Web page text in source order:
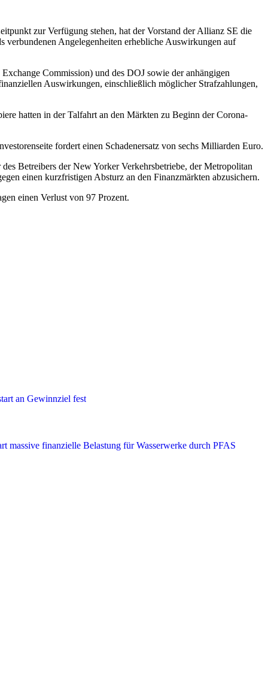
zur Verfügung stehen, hat der Vorstand der Allianz SE die
verbundenen Angelegenheiten erhebliche Auswirkungen auf
Commission) und des DOJ sowie der anhängigen
Auswirkungen, einschließlich möglicher Strafzahlungen,
hatten in der Talfahrt an den Märkten zu Beginn der Corona-
fordert einen Schadenersatz von sechs Milliarden Euro.
Betreibers der New Yorker Verkehrsbetriebe, der Metropolitan
einen kurzfristigen Absturz an den Finanzmärkten abzusichern.
einen Verlust von 97 Prozent.